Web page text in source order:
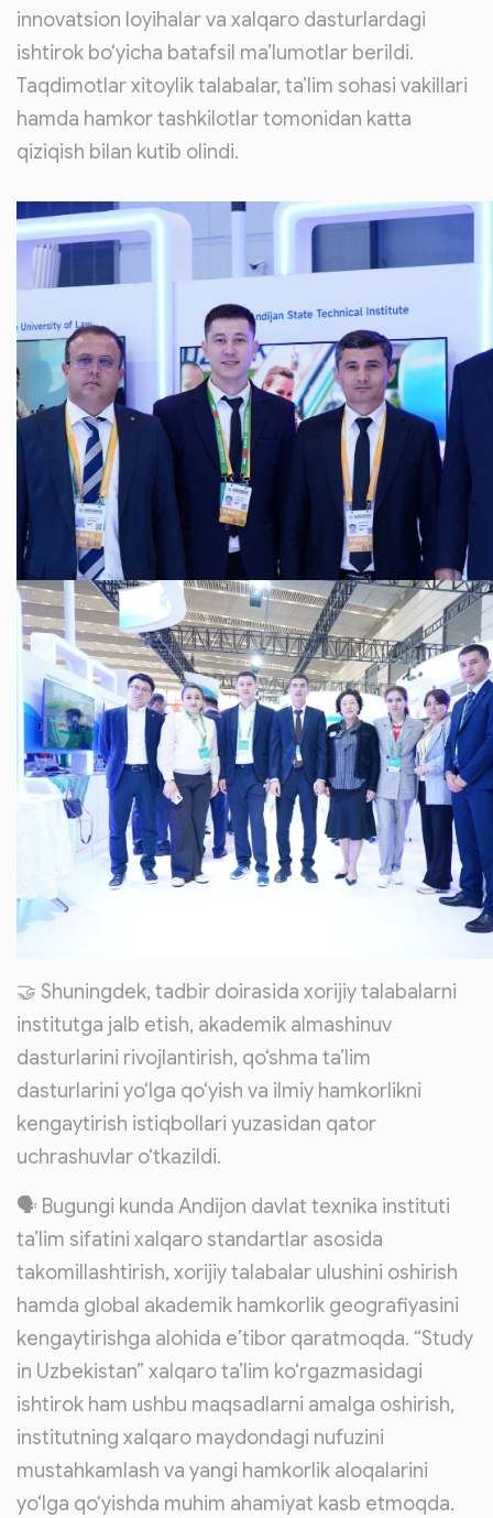
innovatsion loyihalar va xalqaro dasturlardagi
ishtirok bo‘yicha batafsil ma’lumotlar berildi.
Taqdimotlar xitoylik talabalar, ta’lim sohasi vakillari
hamda hamkor tashkilotlar tomonidan katta
qiziqish bilan kutib olindi.
🤝 Shuningdek, tadbir doirasida xorijiy talabalarni
institutga jalb etish, akademik almashinuv
dasturlarini rivojlantirish, qo‘shma ta’lim
dasturlarini yo‘lga qo‘yish va ilmiy hamkorlikni
kengaytirish istiqbollari yuzasidan qator
uchrashuvlar o‘tkazildi.
🗣 Bugungi kunda Andijon davlat texnika instituti
ta’lim sifatini xalqaro standartlar asosida
takomillashtirish, xorijiy talabalar ulushini oshirish
hamda global akademik hamkorlik geografiyasini
kengaytirishga alohida e’tibor qaratmoqda. “Study
in Uzbekistan” xalqaro ta’lim ko‘rgazmasidagi
ishtirok ham ushbu maqsadlarni amalga oshirish,
institutning xalqaro maydondagi nufuzini
mustahkamlash va yangi hamkorlik aloqalarini
yo‘lga qo‘yishda muhim ahamiyat kasb etmoqda.